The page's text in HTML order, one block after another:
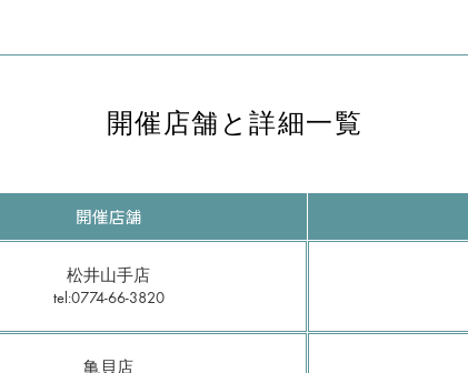
開催店舗と詳細一覧
開催店舗
松井山手店
tel:0774-66-3820
亀貝店